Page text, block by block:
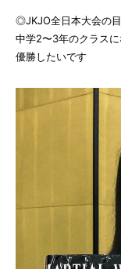
◎JKJO全日本大会の
中学2〜3年のクラス
優勝したいです